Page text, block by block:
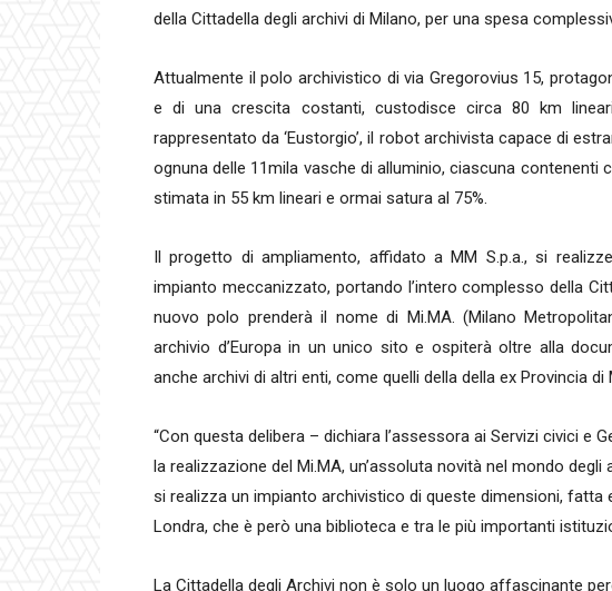
della Cittadella degli archivi di Milano, per una spesa
Attualmente il polo archivistico di via Gregorovius 15,
e di una crescita costanti, custodisce circa 80 km
rappresentato da ‘Eustorgio’, il robot archivista capace di
ognuna delle 11mila vasche di alluminio, ciascuna contenenti
stimata in 55 km lineari e ormai satura al 75%.
Il progetto di ampliamento, affidato a MM S.p.a., si
impianto meccanizzato, portando l’intero complesso della
nuovo polo prenderà il nome di Mi.MA. (Milano
archivio d’Europa in un unico sito e ospiterà oltre alla
anche archivi di altri enti, come quelli della della ex Provincia
“Con questa delibera – dichiara l’assessora ai Servizi civici e
la realizzazione del Mi.MA, un’assoluta novità nel mondo
si realizza un impianto archivistico di queste dimensioni, fatta
Londra, che è però una biblioteca e tra le più importanti
La Cittadella degli Archivi non è solo un luogo affascinante